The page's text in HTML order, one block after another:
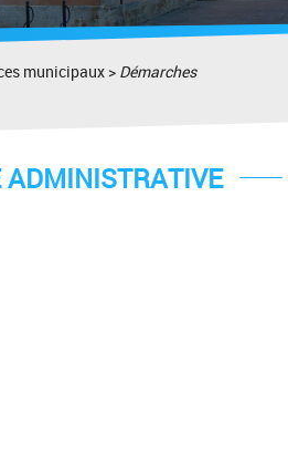
municipaux > Démarches
ADMINISTRATIVE